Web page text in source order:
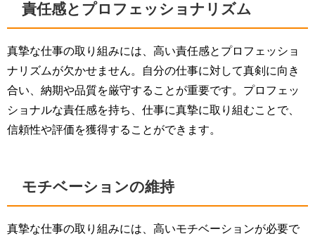
責任感とプロフェッショナリズム
真摯な仕事の取り組みには、高い責任感とプロフェッショ
ナリズムが欠かせません。自分の仕事に対して真剣に向き
合い、納期や品質を厳守することが重要です。プロフェッ
ショナルな責任感を持ち、仕事に真摯に取り組むことで、
信頼性や評価を獲得することができます。
モチベーションの維持
真摯な仕事の取り組みには、高いモチベーションが必要で